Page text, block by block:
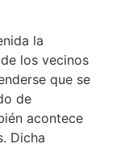
la
los vecinos
que se
de
acontece
Dicha